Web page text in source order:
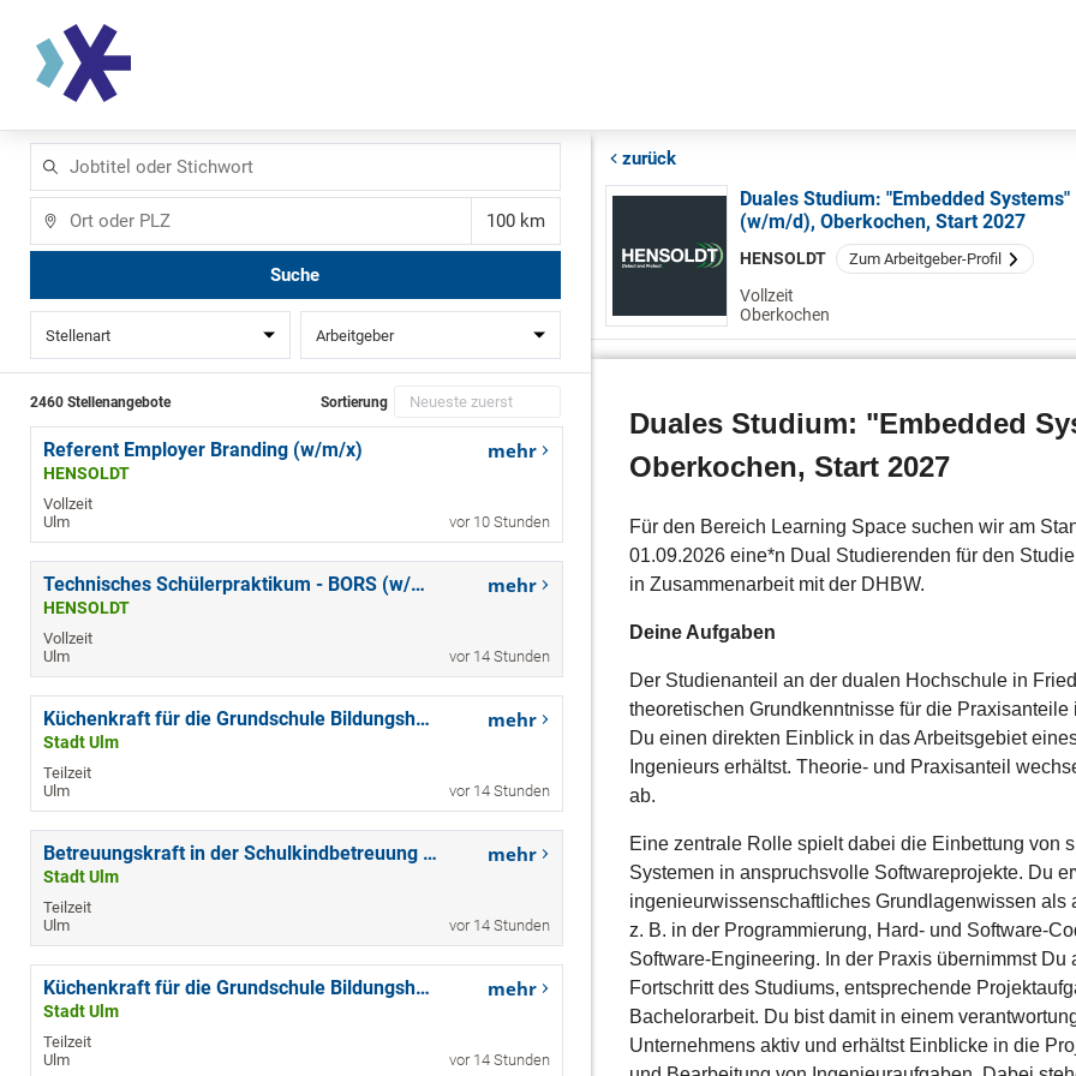
oder
Stichwort
Entfernung
Suche
Stellenart Arbeitgeber
2460 Stellenangebote Sortierung
Referent Employer Branding (w/m/x)
HENSOLDT
Vollzeit
Ulm
mehr
vor 10 Stunden
Technisches Schülerpraktikum - BORS (w/m/d) Ulm
HENSOLDT
Vollzeit
Ulm
mehr
vor 14 Stunden
Küchenkraft für die Grundschule Bildungshaus Ulmer Spatz (m/w/d)
Stadt Ulm
Teilzeit
Ulm
mehr
vor 14 Stunden
Betreuungskraft in der Schulkindbetreuung für die Grundschule am Tannenplatz (m/w/d)
Stadt Ulm
Teilzeit
Ulm
mehr
vor 14 Stunden
Küchenkraft für die Grundschule Bildungshaus Ulmer Spatz (m/w/d)
Stadt Ulm
Teilzeit
Ulm
mehr
vor 14 Stunden
zurück
Duales Studium: "Embedded Systems​"
(w/m/d), Oberkochen, Start 2027
HENSOLDT Zum Arbeitgeber-Profil
Vollzeit
Oberkochen